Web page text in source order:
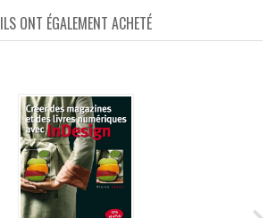
ILS ONT ÉGALEMENT ACHETÉ